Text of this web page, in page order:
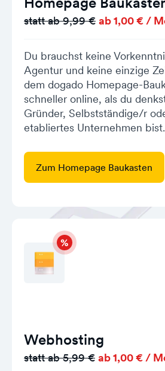
statt ab 9,99 € ab 1,00 € /
Du brauchst keine
Agentur und keine einzige
dem dogado Homepage-
schneller online, als du
Gründer, Selbstständige/r
etabliertes Unternehmen bist.
Zum Homepage Baukasten
Webhosting
statt ab 5,99 € ab 1,00 € /